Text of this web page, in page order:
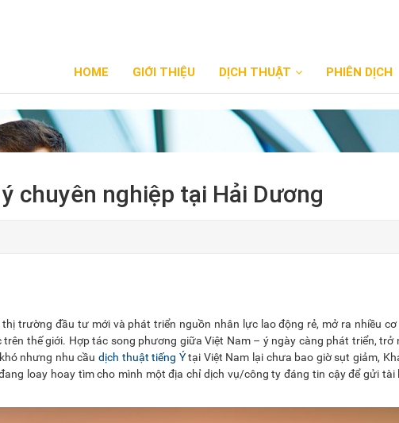
HOME GIỚI THIỆU DỊCH THUẬT PHIÊN DỊCH
chuyên nghiệp tại Hải Dương
trường đầu tư mới và phát triển nguồn nhân lực lao động rẻ, mở ra nhiều cơ
thế giới. Hợp tác song phương giữa Việt Nam – ý ngày càng phát triển, trở
nhưng nhu cầu dịch thuật tiếng Ýtại Việt Nam lại chưa bao giờ sụt giảm,
loay hoay tìm cho mình một địa chỉ dịch vụ/công ty đáng tin cậy để gửi tài